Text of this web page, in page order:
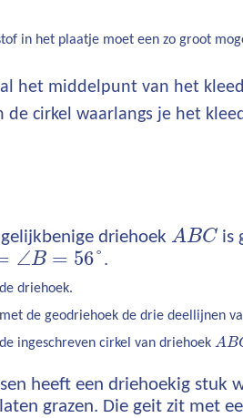
in het plaatje moet een zo groot
het middelpunt van het
de cirkel waarlangs je het
driehoek ABC is
∠B = 56°.
de driehoek.
met de geodriehoek de drie deellijnen
de ingeschreven cirkel van driehoek AB
heeft een driehoekig stuk
grazen. Die geit zit met